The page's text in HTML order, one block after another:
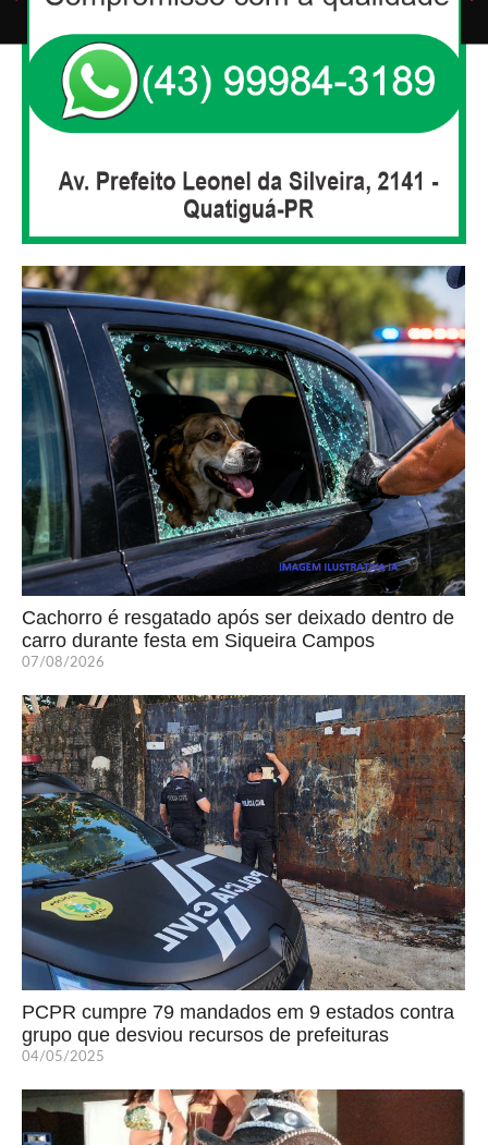
Cachorro é resgatado após ser deixado dentro de
carro durante festa em Siqueira Campos
07/08/2026
PCPR cumpre 79 mandados em 9 estados contra
grupo que desviou recursos de prefeituras
04/05/2025